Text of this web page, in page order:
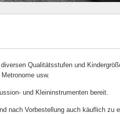
Qualitätsstufen und
usw.
und Kleininstrumenten bereit.
nach Vorbestellung auch käuflich zu